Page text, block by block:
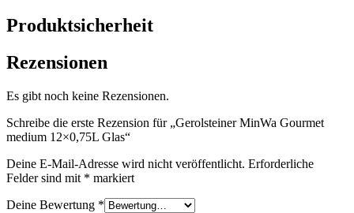
Produktsicherheit
Rezensionen
Es gibt noch keine Rezensionen.
Schreibe die erste Rezension für „Gerolsteiner MinWa Gourmet
medium 12×0,75L Glas“
Deine E-Mail-Adresse wird nicht veröffentlicht. Erforderliche
Felder sind mit * markiert
Deine Bewertung *